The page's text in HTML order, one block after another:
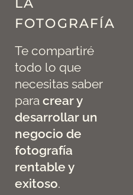
LA
FOTOGRAFÍA
Te compartiré
todo lo que
necesitas saber
para crear y
desarrollar un
negocio de
fotografía
rentable y
exitoso.